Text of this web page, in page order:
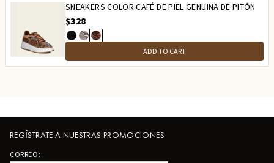
SNEAKERS COLOR CAFÉ DE PIEL GENUINA DE PITÓN
$328
ADD TO CART
REGÍSTRATE A NUESTRAS PROMOCIONES
CORREO: